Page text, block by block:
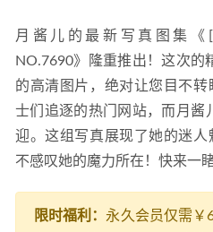
月酱儿的最新写真图集《
NO.7690》隆重推出！这次的
的高清图片，绝对让您目不
士们追逐的热门网站，而月酱
迎。这组写真展现了她的迷
不感叹她的魔力所在！快来一
限时福利： 永久会员仅需￥